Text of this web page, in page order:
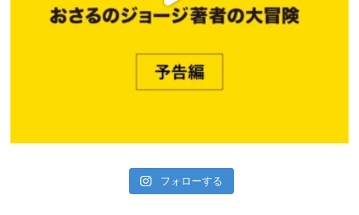
フォローする